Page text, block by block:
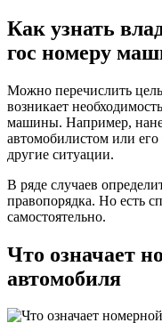
Как узнать
гос номеру
Можно перечислить
возникает
машины. Например,
автомобилистом или
другие ситуации.
В ряде случаев
правопорядка. Но есть
самостоятельно.
Что означает
автомобиля